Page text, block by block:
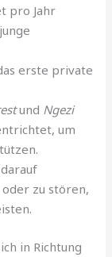
pro Jahr
erste private
und Ngezi
um
zu stören,
in Richtung